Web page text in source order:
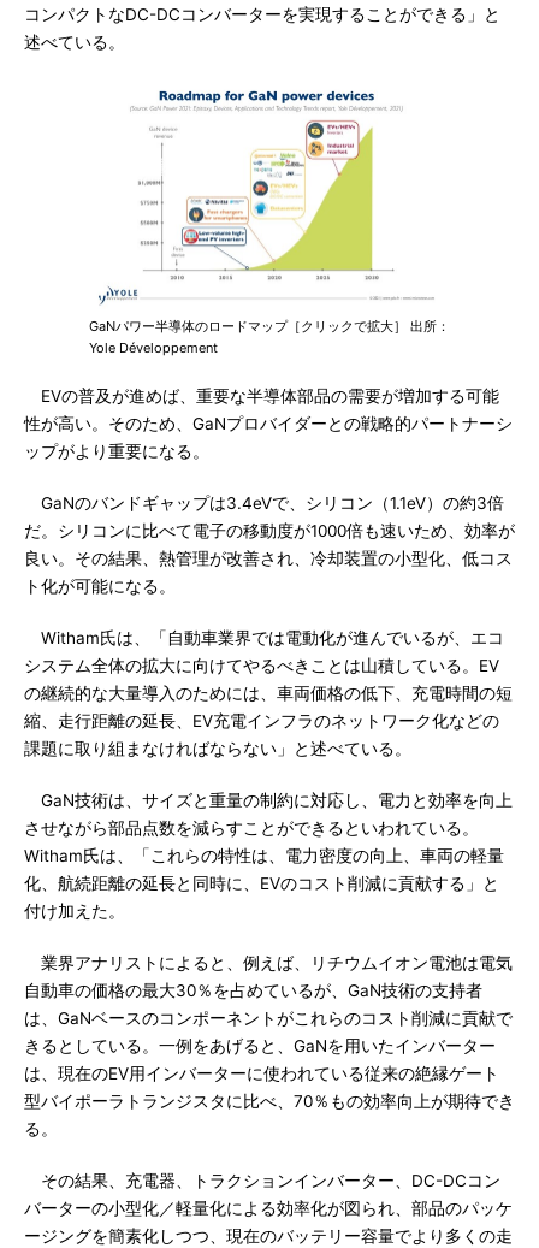
コンパクトなDC-DCコンバーターを実現することができる」と
述べている。
GaNパワー半導体のロードマップ［クリックで拡大］ 出所：
Yole Développement
EVの普及が進めば、重要な半導体部品の需要が増加する可能
性が高い。そのため、GaNプロバイダーとの戦略的パートナーシ
ップがより重要になる。
GaNのバンドギャップは3.4eVで、シリコン（1.1eV）の約3倍
だ。シリコンに比べて電子の移動度が1000倍も速いため、効率が
良い。その結果、熱管理が改善され、冷却装置の小型化、低コス
ト化が可能になる。
Witham氏は、「自動車業界では電動化が進んでいるが、エコ
システム全体の拡大に向けてやるべきことは山積している。EV
の継続的な大量導入のためには、車両価格の低下、充電時間の短
縮、走行距離の延長、EV充電インフラのネットワーク化などの
課題に取り組まなければならない」と述べている。
GaN技術は、サイズと重量の制約に対応し、電力と効率を向上
させながら部品点数を減らすことができるといわれている。
Witham氏は、「これらの特性は、電力密度の向上、車両の軽量
化、航続距離の延長と同時に、EVのコスト削減に貢献する」と
付け加えた。
業界アナリストによると、例えば、リチウムイオン電池は電気
自動車の価格の最大30％を占めているが、GaN技術の支持者
は、GaNベースのコンポーネントがこれらのコスト削減に貢献で
きるとしている。一例をあげると、GaNを用いたインバーター
は、現在のEV用インバーターに使われている従来の絶縁ゲート
型バイポーラトランジスタに比べ、70％もの効率向上が期待でき
る。
その結果、充電器、トラクションインバーター、DC-DCコン
バーターの小型化／軽量化による効率化が図られ、部品のパッケ
ージングを簡素化しつつ、現在のバッテリー容量でより多くの走